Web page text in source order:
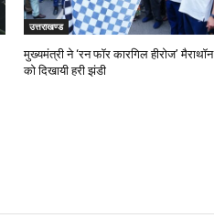
उत्तराखण्ड
मुख्यमंत्री ने ‘रन फॉर कारगिल हीरोज’ मैराथॉन
को दिखायी हरी झंडी